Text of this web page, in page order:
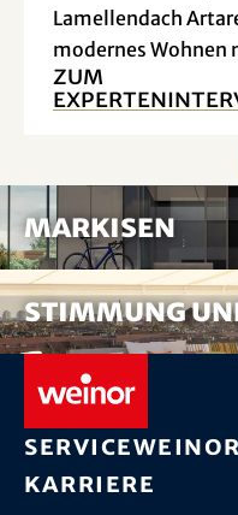
Lamellendach
modernes Wohnen
draußen bringt – und
welche Extras Ihr
Zum
Für das
bitte im
Für das
bitte im
Für das
bitte im
Markisen
Stimmung
Service
Karriere